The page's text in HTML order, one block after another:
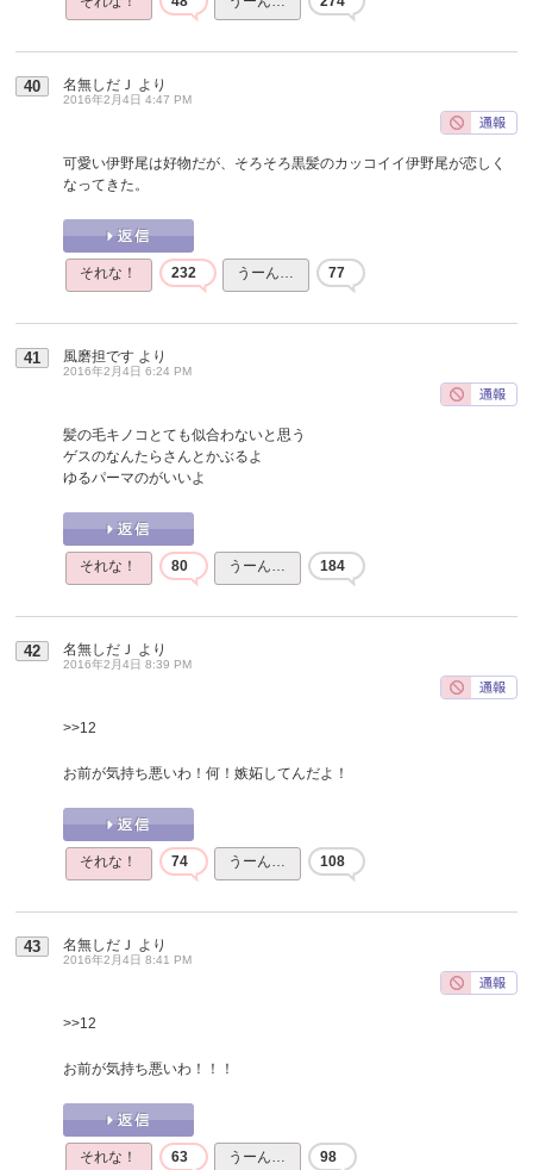
40 名無しだＪ より
2016年2月4日 4:47 PM
可愛い伊野尾は好物だが、そろそろ黒髪のカッコイイ伊野尾が恋しく
なってきた。
それな！ 232 うーん… 77
41 風磨担です より
2016年2月4日 6:24 PM
髪の毛キノコとても似合わないと思う
ゲスのなんたらさんとかぶるよ
ゆるパーマのがいいよ
それな！ 80 うーん… 184
42 名無しだＪ より
2016年2月4日 8:39 PM
>>12
お前が気持ち悪いわ！何！嫉妬してんだよ！
それな！ 74 うーん… 108
43 名無しだＪ より
2016年2月4日 8:41 PM
>>12
お前が気持ち悪いわ！！！
それな！ 63 うーん… 98